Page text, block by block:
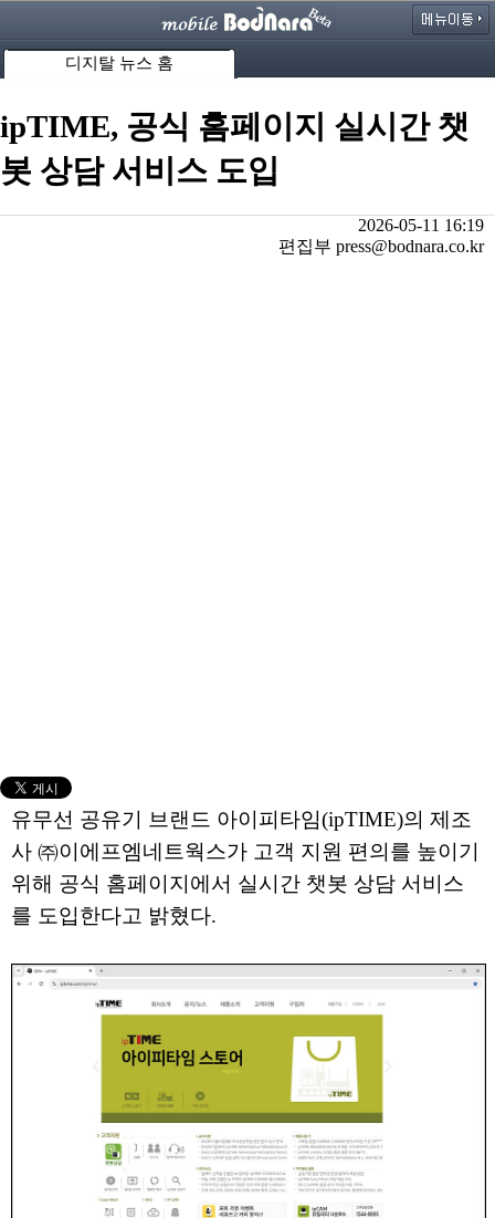
디지탈 뉴스 홈
ipTIME, 공식 홈페이지 실시간 챗
봇 상담 서비스 도입
2026-05-11 16:19
편집부 press@bodnara.co.kr
유무선 공유기 브랜드 아이피타임(ipTIME)의 제조
사 ㈜이에프엠네트웍스가 고객 지원 편의를 높이기
위해 공식 홈페이지에서 실시간 챗봇 상담 서비스
를 도입한다고 밝혔다.